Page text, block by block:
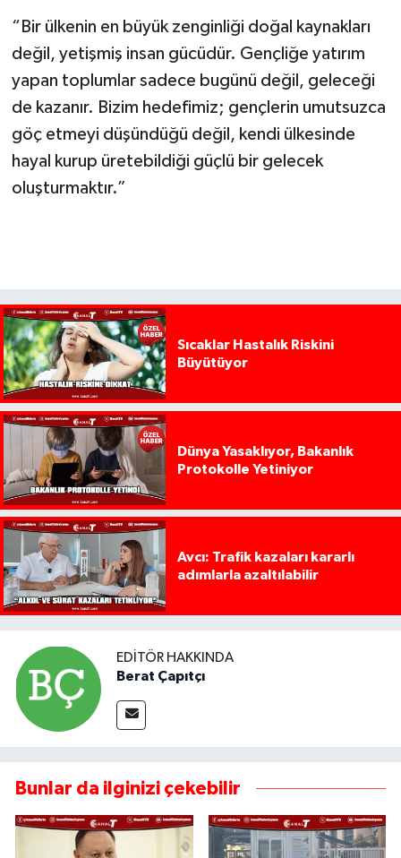
“Bir ülkenin en büyük zenginliği doğal kaynakları
değil, yetişmiş insan gücüdür. Gençliğe yatırım
yapan toplumlar sadece bugünü değil, geleceği
de kazanır. Bizim hedefimiz; gençlerin umutsuzca
göç etmeyi düşündüğü değil, kendi ülkesinde
hayal kurup üretebildiği güçlü bir gelecek
oluşturmaktır.”
Sıcaklar Hastalık Riskini
Büyütüyor
Dünya Yasaklıyor, Bakanlık
Protokolle Yetiniyor
Avcı: Trafik kazaları kararlı
adımlarla azaltılabilir
EDITÖR HAKKINDA
Berat Çapıtçı
Bunlar da ilginizi çekebilir